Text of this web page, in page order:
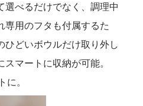
べるだけでなく、調理中
用のフタも付属するた
どいボウルだけ取り外し
マートに収納が可能。
。